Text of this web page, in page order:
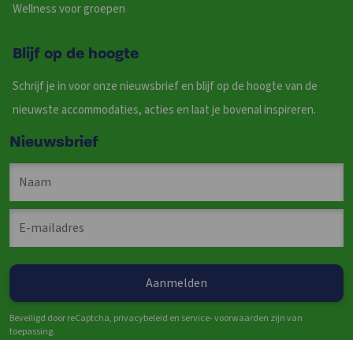
Wellness voor groepen
Blijf op de hoogte
Schrijf je in voor onze nieuwsbrief en blijf op de hoogte van de
nieuwste accommodaties, acties en laat je bovenal inspireren.
Nieuwsbrief
Beveiligd door reCaptcha, privacybeleid en service- voorwaarden zijn van
toepassing.